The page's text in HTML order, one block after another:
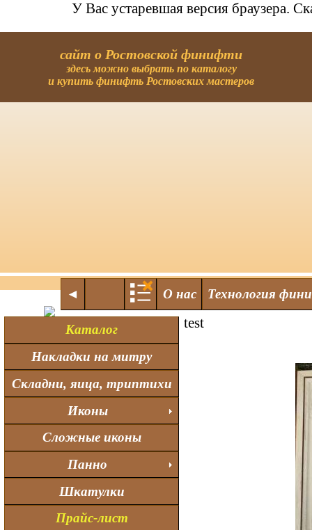
У Вас устаревшая версия браузера.
сайт о Ростовской финифти
здесь можно выбрать по каталогу
и купить финифть Ростовских мастеров
◄ О нас Технология
Каталог
Накладки на митру
Складни, яица, триптихи
Иконы
Сложные иконы
Панно
Шкатулки
Прайс-лист
test